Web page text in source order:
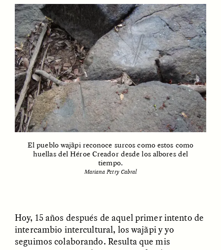
Following the Life of an
Abandoned Bull in
Nepal
Black, Pregnant, and
Always Vigilant
ESSAY /FIELD NOTES
The Sacred Heartbeat at
ESSAY /REFLECTIONS
The Politics of
STANDPOINTS OP-ED /
El pueblo wajãpi reconoce surcos como estos como
huellas del Héroe Creador desde los albores del
tiempo.
Mariana Petry Cabral
Hoy, 15 años después de aquel primer intento de
intercambio intercultural, los wajãpi y yo
seguimos colaborando. Resulta que mis